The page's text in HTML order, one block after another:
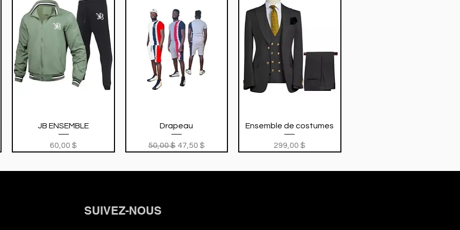
Aperçu rapide
JB ENSEMBLE
Prix
60,00 $
Aperçu rapide
Drapeau
Prix original
50,00 $ Prix promotionnel
47,50 $
Aperçu rapide
Ensemble de costumes
Prix
299,00 $
SUIVEZ-NOUS